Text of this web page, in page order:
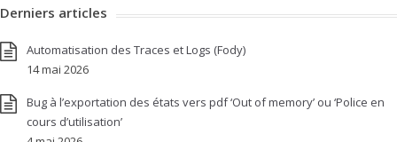
Derniers articles
Automatisation des Traces et Logs (Fody)
14 mai 2026
Bug à l’exportation des états vers pdf ‘Out of memory’ ou ‘Police en
cours d’utilisation’